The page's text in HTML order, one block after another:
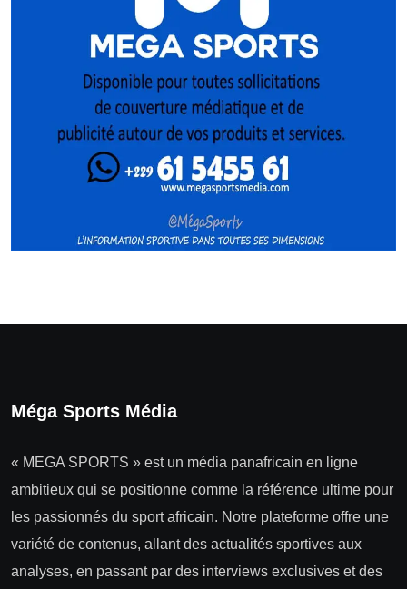
Méga Sports Média
« MEGA SPORTS » est un média panafricain en ligne
ambitieux qui se positionne comme la référence ultime pour
les passionnés du sport africain. Notre plateforme offre une
variété de contenus, allant des actualités sportives aux
analyses, en passant par des interviews exclusives et des